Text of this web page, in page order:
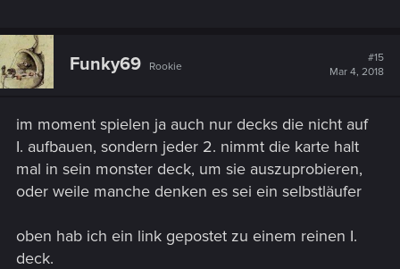
Funky69 Rookie
#15
Mar 4, 2018
im moment spielen ja auch nur decks die nicht auf
I. aufbauen, sondern jeder 2. nimmt die karte halt
mal in sein monster deck, um sie auszuprobieren,
oder weile manche denken es sei ein selbstläufer
oben hab ich ein link gepostet zu einem reinen I.
deck.